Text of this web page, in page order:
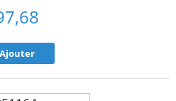
Ajouter